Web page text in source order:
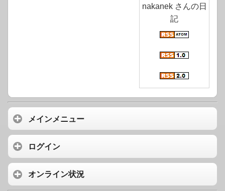
nakanek さんの日
記
メインメニュー
ログイン
オンライン状況